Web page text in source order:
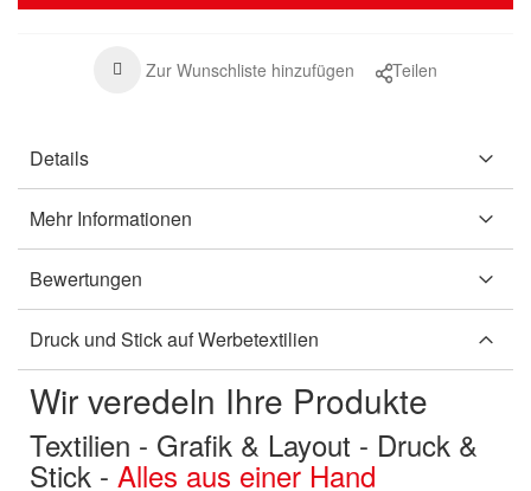
Zur Wunschliste hinzufügen Teilen
Details
Mehr Informationen
Bewertungen
Druck und Stick auf Werbetextilien
Wir veredeln Ihre Produkte
Textilien - Grafik & Layout - Druck &
Stick - Alles aus einer Hand